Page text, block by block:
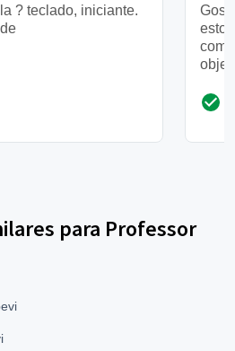
? teclado, iniciante.
com
para Professor